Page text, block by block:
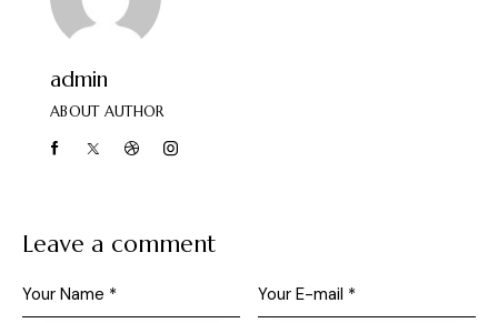
admin
ABOUT AUTHOR
Leave a comment